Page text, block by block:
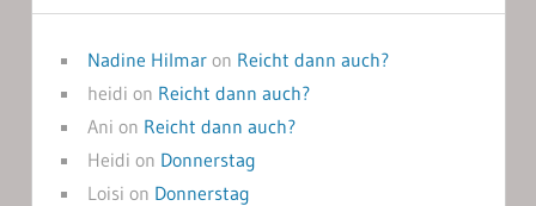
Nadine Hilmaron Reicht dann auch?
heidi on Reicht dann auch?
Ani on Reicht dann auch?
Heidi on Donnerstag
Loisi on Donnerstag